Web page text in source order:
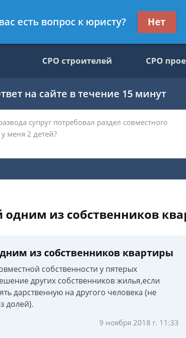
юрист
СРО строителей СРО
на сайте в течение 15 минут
из собственников
из собственников квартиры
собственности у пятерых
других собственников жилья,если
дарственную на другого человека (не
долей).
9 ноября 2018 г. 11:33
есть вопрос к юристу? Нет